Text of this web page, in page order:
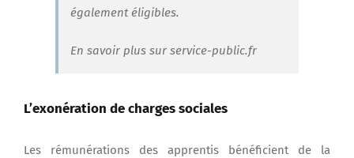
également éligibles.
En savoir plus sur service-public.fr
L’exonération de charges sociales
Les rémunérations des apprentis bénéficient de la